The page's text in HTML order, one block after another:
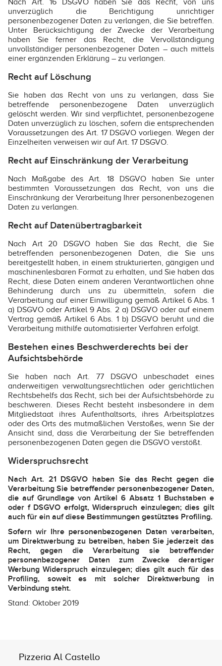
unverzüglich die Berichtigung unrichtiger
personenbezogener Daten zu verlangen, die Sie betreffen.
Unter Berücksichtigung der Zwecke der Verarbeitung
haben Sie ferner das Recht, die Vervollständigung
unvollständiger personenbezogener Daten – auch mittels
einer ergänzenden Erklärung – zu verlangen.
Recht auf Löschung
Sie haben das Recht von uns zu verlangen, dass Sie
betreffende personenbezogene Daten unverzüglich
gelöscht werden. Wir sind verpflichtet, personenbezogene
Daten unverzüglich zu löschen, sofern die entsprechenden
Voraussetzungen des Art. 17 DSGVO vorliegen. Wegen der
Einzelheiten verweisen wir auf Art. 17 DSGVO.
Recht auf Einschränkung der Verarbeitung
Nach Maßgabe des Art. 18 DSGVO haben Sie unter
bestimmten Voraussetzungen das Recht, von uns die
Einschränkung der Verarbeitung Ihrer personenbezogenen
Daten zu verlangen.
Recht auf Datenübertragbarkeit
Nach Art 20 DSGVO haben Sie das Recht, die Sie
betreffenden personenbezogenen Daten, die Sie uns
bereitgestellt haben, in einem strukturierten, gängigen und
maschinenlesbaren Format zu erhalten, und Sie haben das
Recht, diese Daten einem anderen Verantwortlichen ohne
Behinderung durch uns zu übermitteln, sofern die
Verarbeitung auf einer Einwilligung gemäß Artikel 6 Abs. 1
a) DSGVO oder Artikel 9 Abs. 2 a) DSGVO oder auf einem
Vertrag gemäß Artikel 6 Abs. 1 b) DSGVO beruht und die
Verarbeitung mithilfe automatisierter Verfahren erfolgt.
Bestehen eines Beschwerderechts bei der
Aufsichtsbehörde
Sie haben nach Art. 77 DSGVO unbeschadet eines
anderweitigen verwaltungsrechtlichen oder gerichtlichen
Rechtsbehelfs das Recht, sich bei der Aufsichtsbehörde zu
beschweren. Dieses Recht besteht insbesondere in dem
Mitgliedstaat ihres Aufenthaltsorts, ihres Arbeitsplatzes
oder des Orts des mutmaßlichen Verstoßes, wenn Sie der
Ansicht sind, dass die Verarbeitung der Sie betreffenden
personenbezogenen Daten gegen die DSGVO verstößt.
Widerspruchsrecht
Nach Art. 21 DSGVO haben Sie das Recht gegen die
Verarbeitung Sie betreffender personenbezogener Daten,
die auf Grundlage von Artikel 6 Absatz 1 Buchstaben e
oder f DSGVO erfolgt, Widerspruch einzulegen; dies gilt
auch für ein auf diese Bestimmungen gestütztes Profiling.
Sofern wir Ihre personenbezogenen Daten verarbeiten,
um Direktwerbung zu betreiben, haben Sie jederzeit das
Recht, gegen die Verarbeitung sie betreffender
personenbezogener Daten zum Zwecke derartiger
Werbung Widerspruch einzulegen; dies gilt auch für das
Profiling, soweit es mit solcher Direktwerbung in
Verbindung steht.
Stand: Oktober 2019
Pizzeria Al Castello